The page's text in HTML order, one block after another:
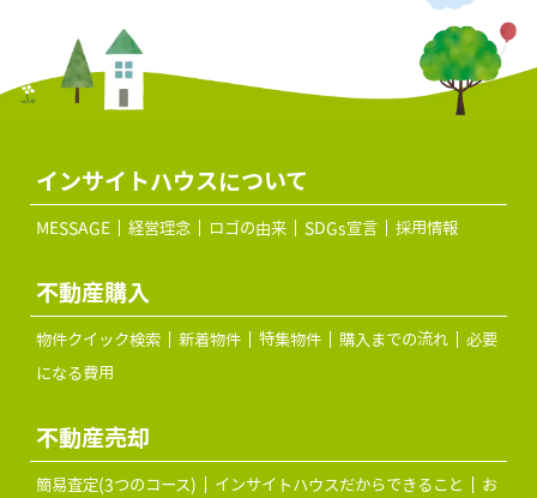
インサイトハウスについて
MESSAGE 経営理念 ロゴの由来 SDGs宣言 採用情報
不動産購入
物件クイック検索 新着物件 特集物件 購入までの流れ
必要
になる費用
不動産売却
簡易査定(3つのコース) インサイトハウスだからできること
お